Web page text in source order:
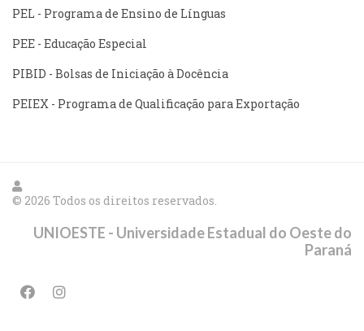
PEL - Programa de Ensino de Línguas
PEE - Educação Especial
PIBID - Bolsas de Iniciação à Docência
PEIEX - Programa de Qualificação para Exportação
© 2026 Todos os direitos reservados.
UNIOESTE - Universidade Estadual do Oeste do
Paraná